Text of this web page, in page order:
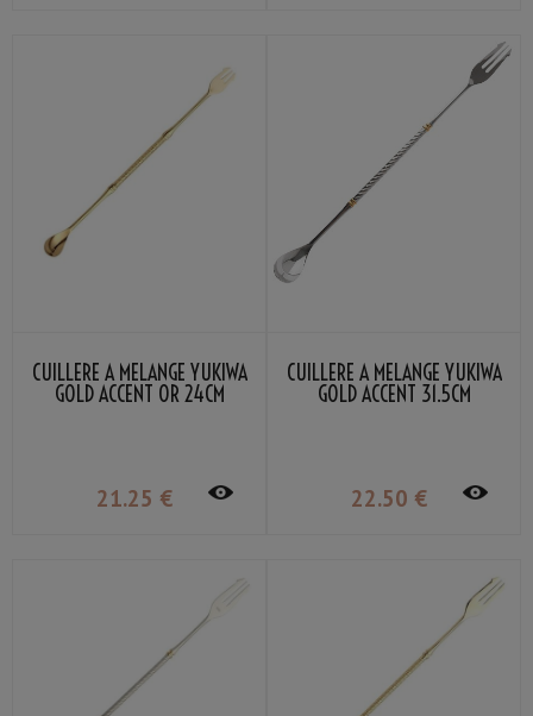
CUILLÈRE À MÉLANGE YUKIWA
GOLD ACCENT OR 24CM
21.25 €
CUILLÈRE À MÉLANGE YUKIWA
GOLD ACCENT 31.5CM
22.50 €